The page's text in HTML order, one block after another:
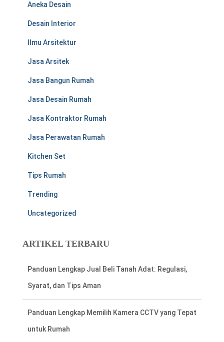
Aneka Desain
Desain Interior
Ilmu Arsitektur
Jasa Arsitek
Jasa Bangun Rumah
Jasa Desain Rumah
Jasa Kontraktor Rumah
Jasa Perawatan Rumah
Kitchen Set
Tips Rumah
Trending
Uncategorized
ARTIKEL TERBARU
Panduan Lengkap Jual Beli Tanah Adat: Regulasi,
Syarat, dan Tips Aman
Panduan Lengkap Memilih Kamera CCTV yang Tepat
untuk Rumah